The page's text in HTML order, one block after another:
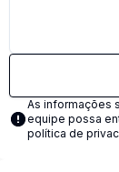
As informações
equipe possa
política de